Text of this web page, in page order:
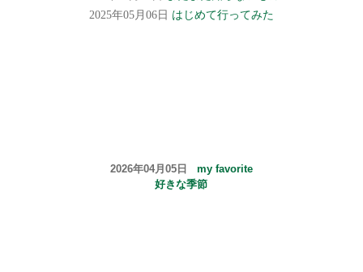
2025年05月06日 はじめて行ってみた
2026年04月05日 my favorite
好きな季節